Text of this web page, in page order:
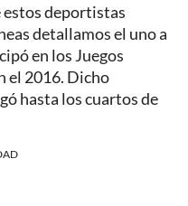
estos deportistas
detallamos el uno a
en los Juegos
el 2016. Dicho
hasta los cuartos de